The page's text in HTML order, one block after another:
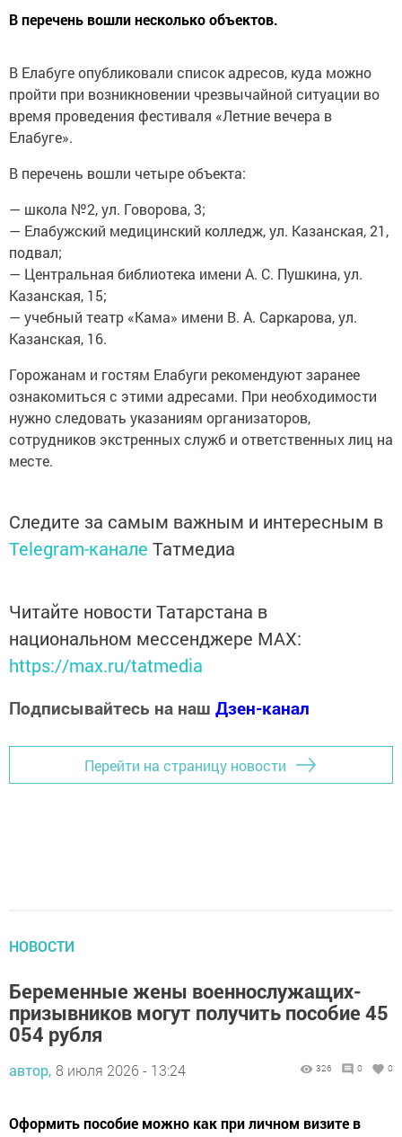
В перечень вошли несколько объектов.
В Елабуге опубликовали список адресов, куда можно
пройти при возникновении чрезвычайной ситуации во
время проведения фестиваля «Летние вечера в
Елабуге».
В перечень вошли четыре объекта:
— школа №2, ул. Говорова, 3;
— Елабужский медицинский колледж, ул. Казанская, 21,
подвал;
— Центральная библиотека имени А. С. Пушкина, ул.
Казанская, 15;
— учебный театр «Кама» имени В. А. Саркарова, ул.
Казанская, 16.
Горожанам и гостям Елабуги рекомендуют заранее
ознакомиться с этими адресами. При необходимости
нужно следовать указаниям организаторов,
сотрудников экстренных служб и ответственных лиц на
месте.
Следите за самым важным и интересным в
Telegram-канале Татмедиа
Читайте новости Татарстана в
национальном мессенджере MАХ:
https://max.ru/tatmedia
Подписывайтесь на наш Дзен-канал
Перейти на страницу новости
НОВОСТИ
Беременные жены военнослужащих-
призывников могут получить пособие 45
054 рубля
автор, 8 июля 2026 - 13:24 326 0 0
Оформить пособие можно как при личном визите в